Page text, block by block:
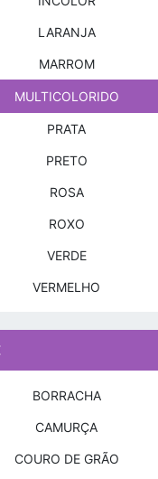
LARANJA
MARROM
MULTICOLORIDO
PRATA
PRETO
ROSA
ROXO
VERDE
VERMELHO
BORRACHA
CAMURÇA
COURO DE GRÃO